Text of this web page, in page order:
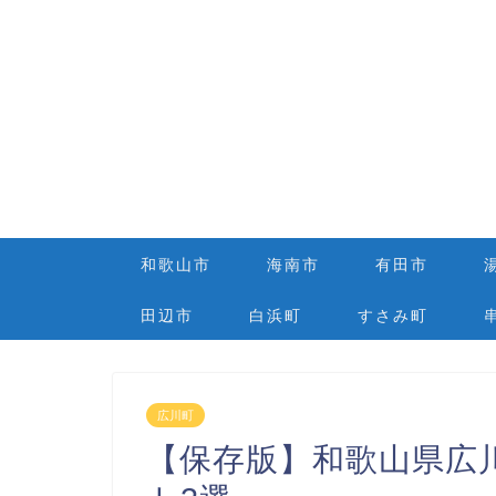
和歌山市 海南市 有田市
田辺市 白浜町 すさみ町
広川町
【保存版】和歌山県